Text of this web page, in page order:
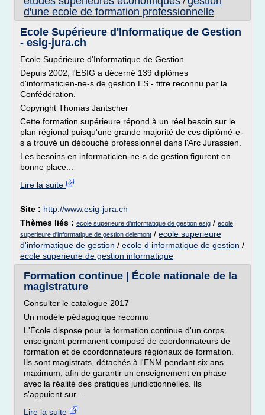
d'une ecole de formation professionnelle
Ecole Supérieure d'Informatique de Gestion
- esig-jura.ch
Ecole Supérieure d'Informatique de Gestion
Depuis 2002, l'ESIG a décerné 139 diplômes
d'informaticien-ne-s de gestion ES - titre reconnu par la
Confédération.
Copyright Thomas Jantscher
Cette formation supérieure répond à un réel besoin sur le
plan régional puisqu'une grande majorité de ces diplômé-e-
s a trouvé un débouché professionnel dans l'Arc Jurassien.
Les besoins en informaticien-ne-s de gestion figurent en
bonne place...
Lire la suite
Site : http://www.esig-jura.ch
Thèmes liés : ecole superieure d'informatique de gestion esig / ecole
superieure d'informatique de gestion delemont / ecole superieure
d'informatique de gestion / ecole d informatique de gestion /
ecole superieure de gestion informatique
Formation continue | École nationale de la
magistrature
Consulter le catalogue 2017
Un modèle pédagogique reconnu
L'École dispose pour la formation continue d'un corps
enseignant permanent composé de coordonnateurs de
formation et de coordonnateurs régionaux de formation.
Ils sont magistrats, détachés à l'ENM pendant six ans
maximum, afin de garantir un enseignement en phase
avec la réalité des pratiques juridictionnelles. Ils
s'appuient sur...
Lire la suite